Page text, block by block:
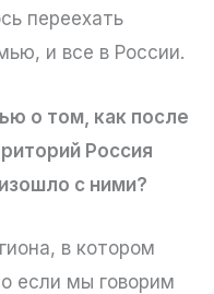
переехать
и все в России.
о том, как после
Россия
с ними?
в котором
если мы говорим